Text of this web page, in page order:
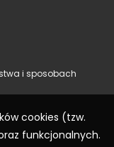
i sposobach
cookies (tzw.
funkcjonalnych.